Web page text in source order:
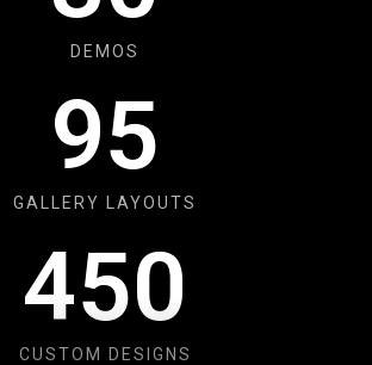
DEMOS
95
GALLERY LAYOUTS
450
CUSTOM DESIGNS